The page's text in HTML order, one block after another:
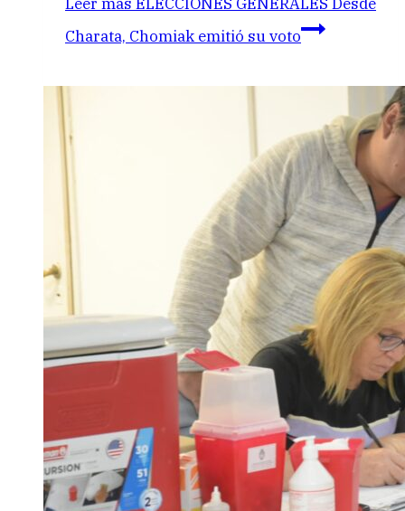
Leer más ELECCIONES GENERALES Desde
Charata, Chomiak emitió su voto